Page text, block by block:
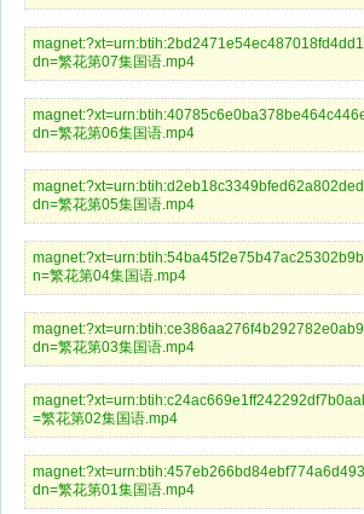
dn=繁花第07集国语.mp4
dn=繁花第06集国语.mp4
dn=繁花第05集国语.mp4
n=繁花第04集国语.mp4
dn=繁花第03集国语.mp4
=繁花第02集国语.mp4
dn=繁花第01集国语.mp4